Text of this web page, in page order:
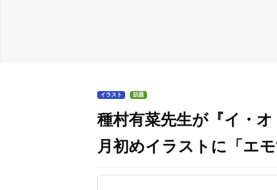
イラスト 話題
種村有菜先生が『イ・
月初めイラストに「エモ